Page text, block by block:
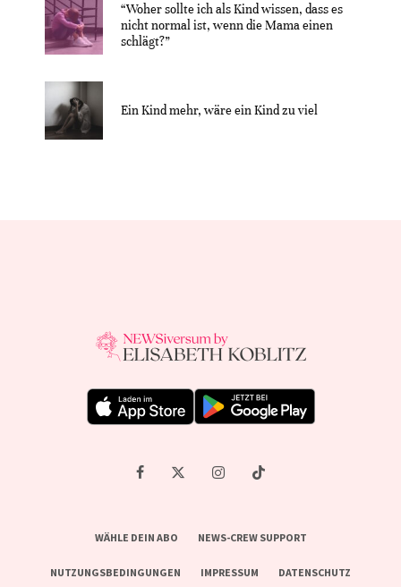
“Woher sollte ich als Kind wissen, dass es
nicht normal ist, wenn die Mama einen
schlägt?”
Ein Kind mehr, wäre ein Kind zu viel
WÄHLE DEIN ABO NEWS-CREW SUPPORT
NUTZUNGSBEDINGUNGEN IMPRESSUM DATENSCHUTZ